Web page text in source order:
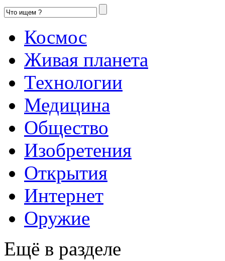
Космос
Живая планета
Технологии
Медицина
Общество
Изобретения
Открытия
Интернет
Оружие
Ещё в разделе